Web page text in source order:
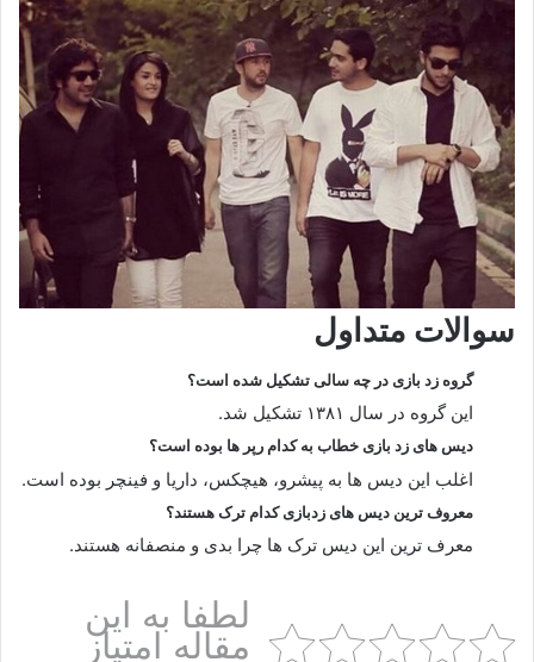
سوالات متداول
گروه زد بازی در چه سالی تشکیل شده است؟
این گروه در سال ۱۳۸۱ تشکیل شد.
دیس های زد بازی خطاب به کدام رپر ها بوده است؟
اغلب این دیس ها به پیشرو، هیچکس، داریا و فینچر بوده است.
معروف ترین دیس های زدبازی کدام ترک هستند؟
معرف ترین این دیس ترک ها چرا بدی و منصفانه هستند.
لطفا به این
مقاله امتیاز